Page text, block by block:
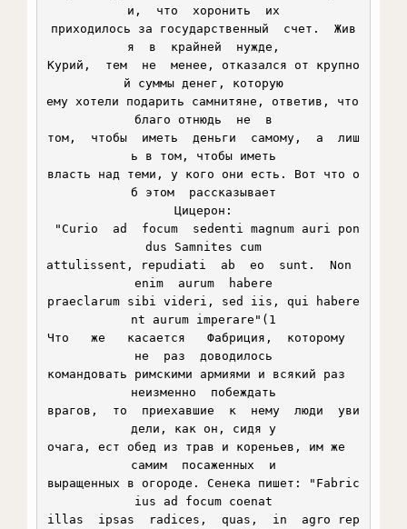
и,  что  хоронить  их
приходилось за государственный  счет.  Жив
я  в  крайней  нужде,
Курий,  тем  не  менее, отказался от крупно
й суммы денег, которую
ему хотели подарить самнитяне, ответив, что
благо отнюдь  не  в
том,  чтобы  иметь  деньги  самому,  а  лиш
ь в том, чтобы иметь
власть над теми, у кого они есть. Вот что о
б этом  рассказывает
Цицерон:
dus Samnites cum
attulissent, repudiati  ab  eo  sunt.  Non
enim  aurum  habere
praeclarum sibi videri, sed iis, qui habere
nt aurum imperare"(1
Что   же   касается   Фабриция,  которому
не  раз  доводилось
командовать римскими армиями и всякий раз
неизменно  побеждать
врагов,  то  приехавшие  к  нему  люди  уви
дели, как он, сидя у
очага, ест обед из трав и кореньев, им же
самим  посаженных  и
выращенных в огороде. Сенека пишет: "Fabric
ius ad focum coenat
illas  ipsas  radices,  quas,  in  agro rep